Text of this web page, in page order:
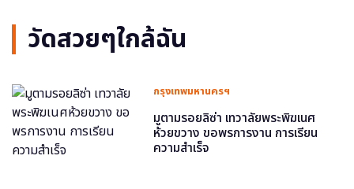
วัดสวยๆใกล้ฉัน
กรุงเทพมหานครฯ
มูตามรอยลิซ่า เทวาลัยพระพิฆเนศ
ห้วยขวาง ขอพรการงาน การเรียน
ความสำเร็จ